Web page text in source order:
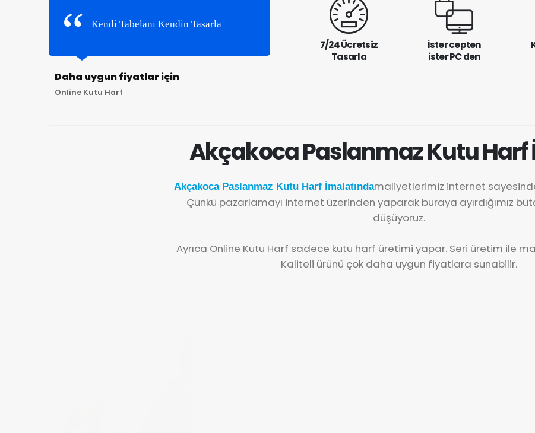
Kendi Tabelanı Kendin Tasarla
Daha uygun fiyatlar için
Online Kutu Harf
7/24 Ücretsiz
Tasarla
İster cepten
ister PC den
Akçakoca Paslanmaz Kutu Harf
Akçakoca Paslanmaz Kutu Harf İmalatındamaliyetlerimiz internet
Çünkü pazarlamayı internet üzerinden yaparak buraya ayırdığımız
düşüyoruz.
Ayrıca Online Kutu Harf sadece kutu harf üretimi yapar. Seri üretim ile
Kaliteli ürünü çok daha uygun fiyatlara sunabilir.